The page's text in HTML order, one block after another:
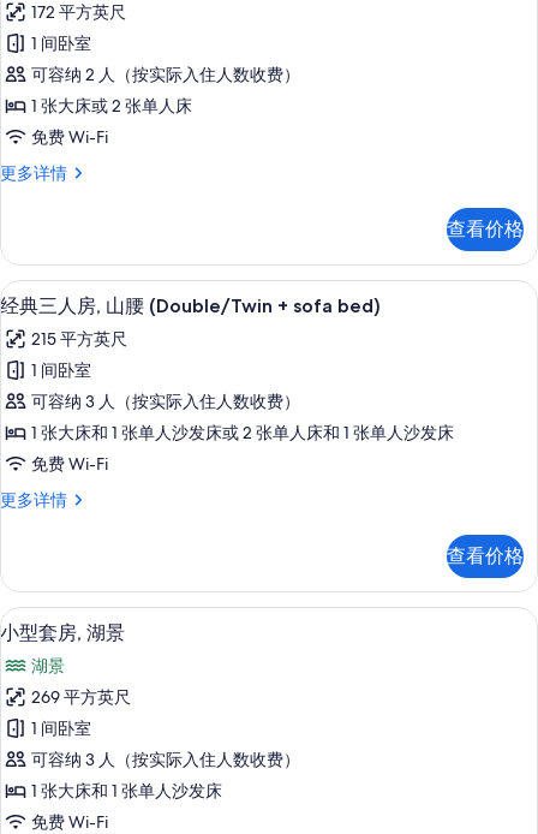
腰
的
所
有
照
片
房,
山
腰
更
多
信
息
经
典
双
人
或
床
房,
山
腰
的
所
有
照
片
172 平方英尺
1 间卧室
可容纳 2 人（按实际入住人数收费）
1 张大床或 2 张单人床
免费 Wi-Fi
更多详情
经
房
或
双
房,
山
腰
更
多
信
息
查看价格
显
示
经
典
三
人
山
(Double/Twin
sofa
bed)
的
所
有
照
片
经典三人房, 山腰 (Double/Twin +
17
经典三人房, 山腰 (Double/Twin + sofa bed)
215 平方英尺
1 间卧室
可容纳 3 人（按实际入住人数收费）
1 张大床和 1 张单人沙发床或 2 张单人床和 1 张单人沙发床
免费 Wi-Fi
更多详情
经
房,
山
腰
+
sofa
bed)
更
多
信
息
查看价格
显
小
型
套
房,
湖
小型套房, 湖景 | 迷你吧、客房内保险
21
小型套房, 湖景
湖景
269 平方英尺
1 间卧室
可容纳 3 人（按实际入住人数收费）
1 张大床和 1 张单人沙发床
免费 Wi-Fi